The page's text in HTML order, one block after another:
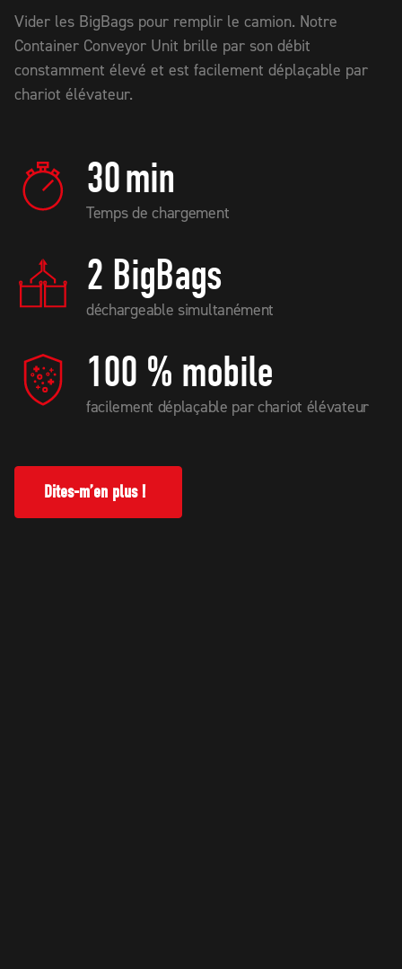
Vider les BigBags pour remplir le camion. Notre
Container Conveyor Unit brille par son débit
constamment élevé et est facilement déplaçable par
chariot élévateur.
30min
Temps de chargement
2 BigBags
déchargeable simultanément
100 % mobile
facilement déplaçable par chariot élévateur
Dites-m’en plus !